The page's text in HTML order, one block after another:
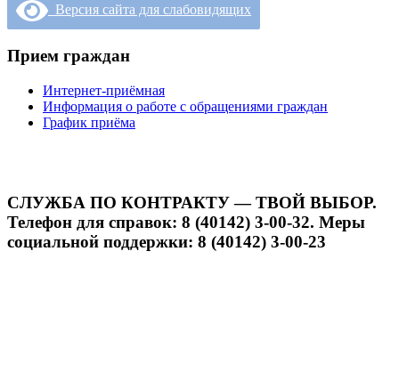
Версия сайта для слабовидящих
Прием граждан
Интернет-приёмная
Информация о работе с обращениями граждан
График приёма
СЛУЖБА ПО КОНТРАКТУ — ТВОЙ ВЫБОР.
Телефон для справок: 8 (40142) 3-00-32. Меры
социальной поддержки: 8 (40142) 3-00-23